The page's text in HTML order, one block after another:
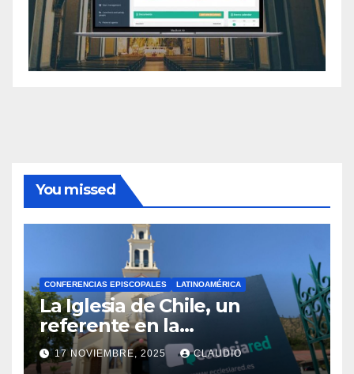
You missed
CONFERENCIAS EPISCOPALES LATINOAMÉRICA
La Iglesia de Chile, un
referente en la
transformación digital
gracias a Ecclesiared
17 NOVIEMBRE, 2025 CLAUDIO